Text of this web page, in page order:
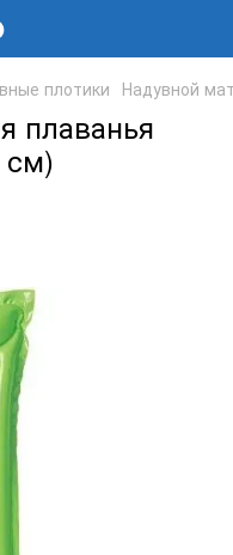
плотики Надувной
плаванья
см)